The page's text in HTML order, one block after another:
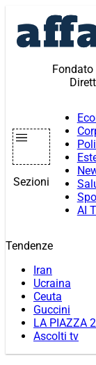
contenuto
Sezioni
AI
Tendenze
Iran
Ucraina
Ceuta
Guccini
LA PIAZZA
Ascolti tv